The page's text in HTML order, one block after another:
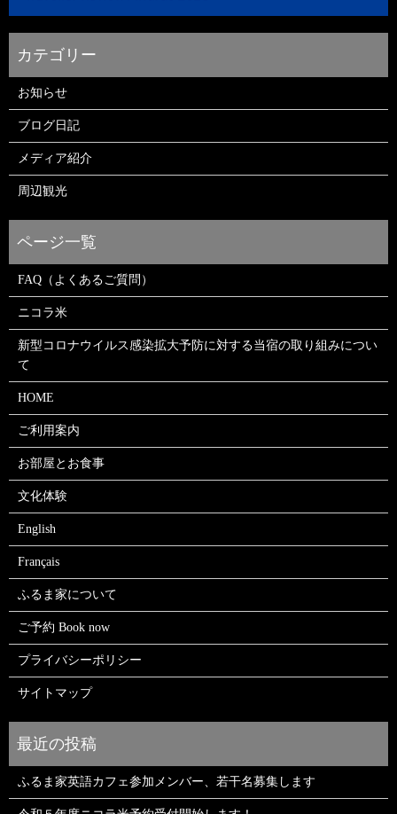
お知らせ
ブログ日記
メディア紹介
周辺観光
FAQ（よくあるご質問）
ニコラ米
新型コロナウイルス感染拡大予防に対する当宿の取り組みについ
て
HOME
ご利用案内
お部屋とお食事
文化体験
English
Français
ふるま家について
ご予約 Book now
プライバシーポリシー
サイトマップ
ふるま家英語カフェ参加メンバー、若干名募集します